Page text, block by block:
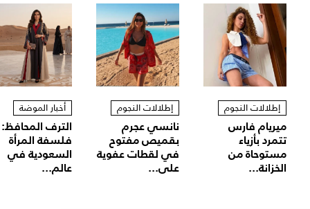
إطلالات النجوم
ميريام فارس
تتمرد بأزياء
مستوحاة من
الخزانة...
إطلالات النجوم
نانسي عجرم
بقميص مفتوح
في لقطات عفوية
على...
أخبار الموضة
الترف المحافظ:
فلسفة المرأة
السعودية في
عالم...